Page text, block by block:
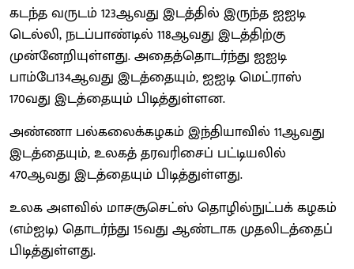
கடந்த வருடம் 123ஆவது இடத்தில் இருந்த ஐஐடி
டெல்லி, நடப்பாண்டில் 118ஆவது இடத்திற்கு
முன்னேறியுள்ளது. அதைத்தொடர்ந்து ஐஐடி
பாம்பே134ஆவது இடத்தையும், ஐஐடி மெட்ராஸ்
170வது இடத்தையும் பிடித்துள்ளன.
அண்ணா பல்கலைக்கழகம் இந்தியாவில் 11ஆவது
இடத்தையும், உலகத் தரவரிசைப் பட்டியலில்
470ஆவது இடத்தையும் பிடித்துள்ளது.
உலக அளவில் மாசசூசெட்ஸ் தொழில்நுட்பக் கழகம்
(எம்ஐடி) தொடர்ந்து 15வது ஆண்டாக முதலிடத்தைப்
பிடித்துள்ளது.